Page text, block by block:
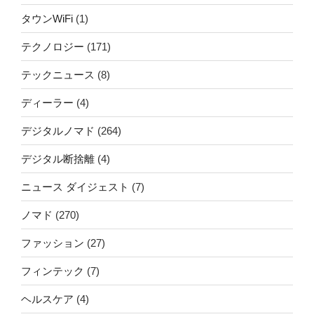
タウンWiFi (1)
テクノロジー (171)
テックニュース (8)
ディーラー (4)
デジタルノマド (264)
デジタル断捨離 (4)
ニュース ダイジェスト (7)
ノマド (270)
ファッション (27)
フィンテック (7)
ヘルスケア (4)